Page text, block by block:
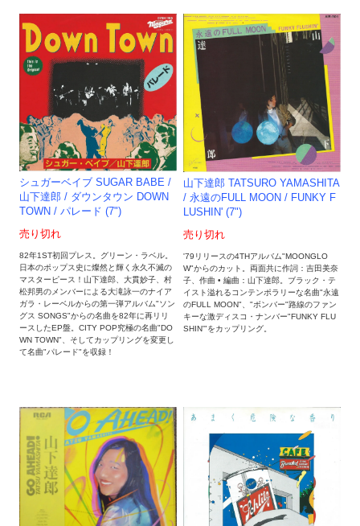
シュガーベイブ SUGAR BABE /
山下達郎 / ダウンタウン DOWN
TOWN / パレード (7")
売り切れ
82年1ST初回プレス。グリーン・ラベル。
日本のポップス史に燦然と輝く永久不滅の
マスターピース！山下達郎、大貫妙子、村
松邦男のメンバーによる大滝詠一のナイア
ガラ・レーベルからの第一弾アルバム"ソン
グス SONGS"からの名曲を82年に再リリ
ースしたEP盤。CITY POP究極の名曲"DO
WN TOWN"、そしてカップリングを変更し
て名曲"パレード"を収録！
山下達郎 TATSURO YAMASHITA
/ 永遠のFULL MOON / FUNKY F
LUSHIN' (7")
売り切れ
'79リリースの4THアルバム"MOONGLO
W"からのカット。両面共に作詞：吉田美奈
子、作曲 • 編曲：山下達郎。ブラック・テ
イスト溢れるコンテンポラリーな名曲"永遠
のFULL MOON"、"ボンバー"路線のファン
キーな激ディスコ・ナンバー"FUNKY FLU
SHIN'"をカップリング。